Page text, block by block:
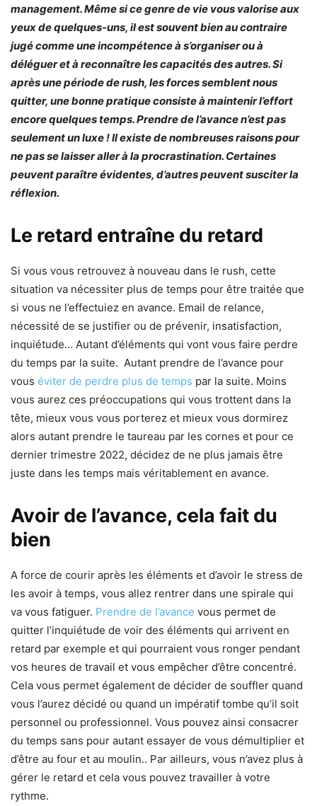
management. Même si ce genre de vie vous valorise aux
yeux de quelques-uns, il est souvent bien au contraire
jugé comme une incompétence à s’organiser ou à
déléguer et à reconnaître les capacités des autres. Si
après une période de rush, les forces semblent nous
quitter, une bonne pratique consiste à maintenir l’effort
encore quelques temps. Prendre de l’avance n’est pas
seulement un luxe ! Il existe de nombreuses raisons pour
ne pas se laisser aller à la procrastination. Certaines
peuvent paraître évidentes, d’autres peuvent susciter la
réflexion.
Le retard entraîne du retard
Si vous vous retrouvez à nouveau dans le rush, cette
situation va nécessiter plus de temps pour être traitée que
si vous ne l’effectuiez en avance. Email de relance,
nécessité de se justifier ou de prévenir, insatisfaction,
inquiétude… Autant d’éléments qui vont vous faire perdre
du temps par la suite. Autant prendre de l’avance pour
vous éviter de perdre plus de temps par la suite. Moins
vous aurez ces préoccupations qui vous trottent dans la
tête, mieux vous vous porterez et mieux vous dormirez
alors autant prendre le taureau par les cornes et pour ce
dernier trimestre 2022, décidez de ne plus jamais être
juste dans les temps mais véritablement en avance.
Avoir de l’avance, cela fait du
bien
A force de courir après les éléments et d’avoir le stress de
les avoir à temps, vous allez rentrer dans une spirale qui
va vous fatiguer. Prendre de l’avance vous permet de
quitter l’inquiétude de voir des éléments qui arrivent en
retard par exemple et qui pourraient vous ronger pendant
vos heures de travail et vous empêcher d’être concentré.
Cela vous permet également de décider de souffler quand
vous l’aurez décidé ou quand un impératif tombe qu’il soit
personnel ou professionnel. Vous pouvez ainsi consacrer
du temps sans pour autant essayer de vous démultiplier et
d’être au four et au moulin.. Par ailleurs, vous n’avez plus à
gérer le retard et cela vous pouvez travailler à votre
rythme.